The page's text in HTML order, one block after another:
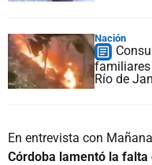
Nación
familiares
Río de
En entrevista con
Córdoba lamentó la